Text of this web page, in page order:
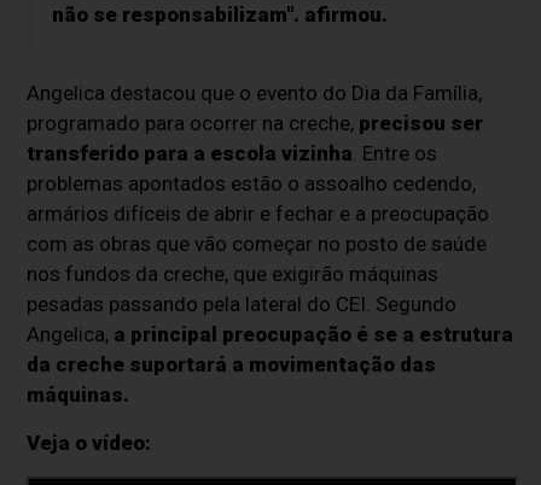
não se responsabilizam". afirmou.
Angelica destacou que o evento do Dia da Família,
programado para ocorrer na creche, precisou ser
transferido para a escola vizinha . Entre os
problemas apontados estão o assoalho cedendo,
armários difíceis de abrir e fechar e a preocupação
com as obras que vão começar no posto de saúde
nos fundos da creche, que exigirão máquinas
pesadas passando pela lateral do CEI. Segundo
Angelica, a principal preocupação é se a estrutura
da creche suportará a movimentação das
máquinas.
Veja o vídeo: